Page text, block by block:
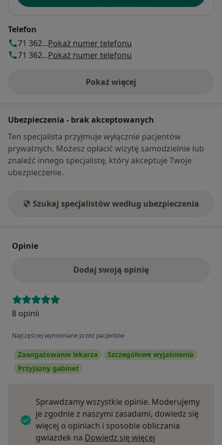
Telefon
71 362...Pokaż numer telefonu
71 362...Pokaż numer telefonu
Pokaż więcej
o adresie
Ubezpieczenia - brak akceptowanych
Ten specjalista przyjmuje wyłącznie pacjentów
prywatnych. Możesz opłacić wizytę samodzielnie lub
znaleźć innego specjalistę, który akceptuje Twoje
ubezpieczenie.
Szukaj specjalistów według ubezpieczenia
Opinie
Dodaj swoją opinię
8 opinii
Najczęściej wymieniane przez pacjentów
Zaangażowanie lekarza
Szczegółowe wyjaśnienia
Przyjazny gabinet
Sprawdzamy wszystkie opinie. Moderujemy
je zgodnie z naszymi zasadami, dowiedz się
więcej o opiniach i sposobie obliczania
gwiazdek na Dowiedz się więcej